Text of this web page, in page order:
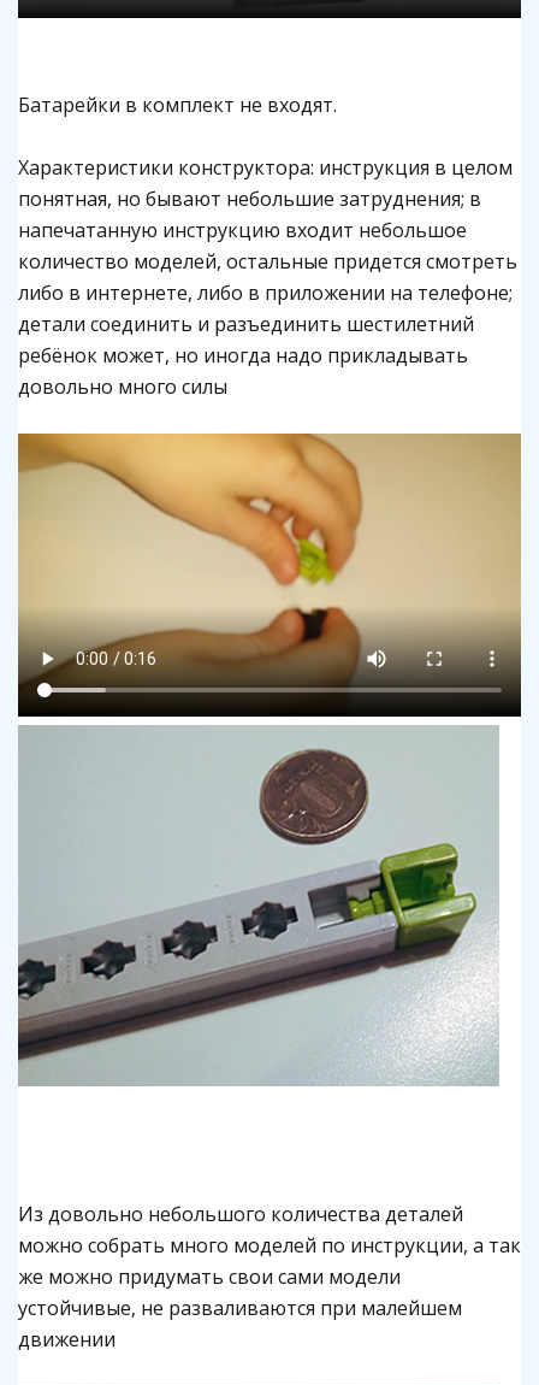
Батарейки в комплект не входят.
Характеристики конструктора: инструкция в целом
понятная, но бывают небольшие затруднения; в
напечатанную инструкцию входит небольшое
количество моделей, остальные придется смотреть
либо в интернете, либо в приложении на телефоне;
детали соединить и разъединить шестилетний
ребёнок может, но иногда надо прикладывать
довольно много силы
Из довольно небольшого количества деталей
можно собрать много моделей по инструкции, а так
же можно придумать свои сами модели
устойчивые, не разваливаются при малейшем
движении